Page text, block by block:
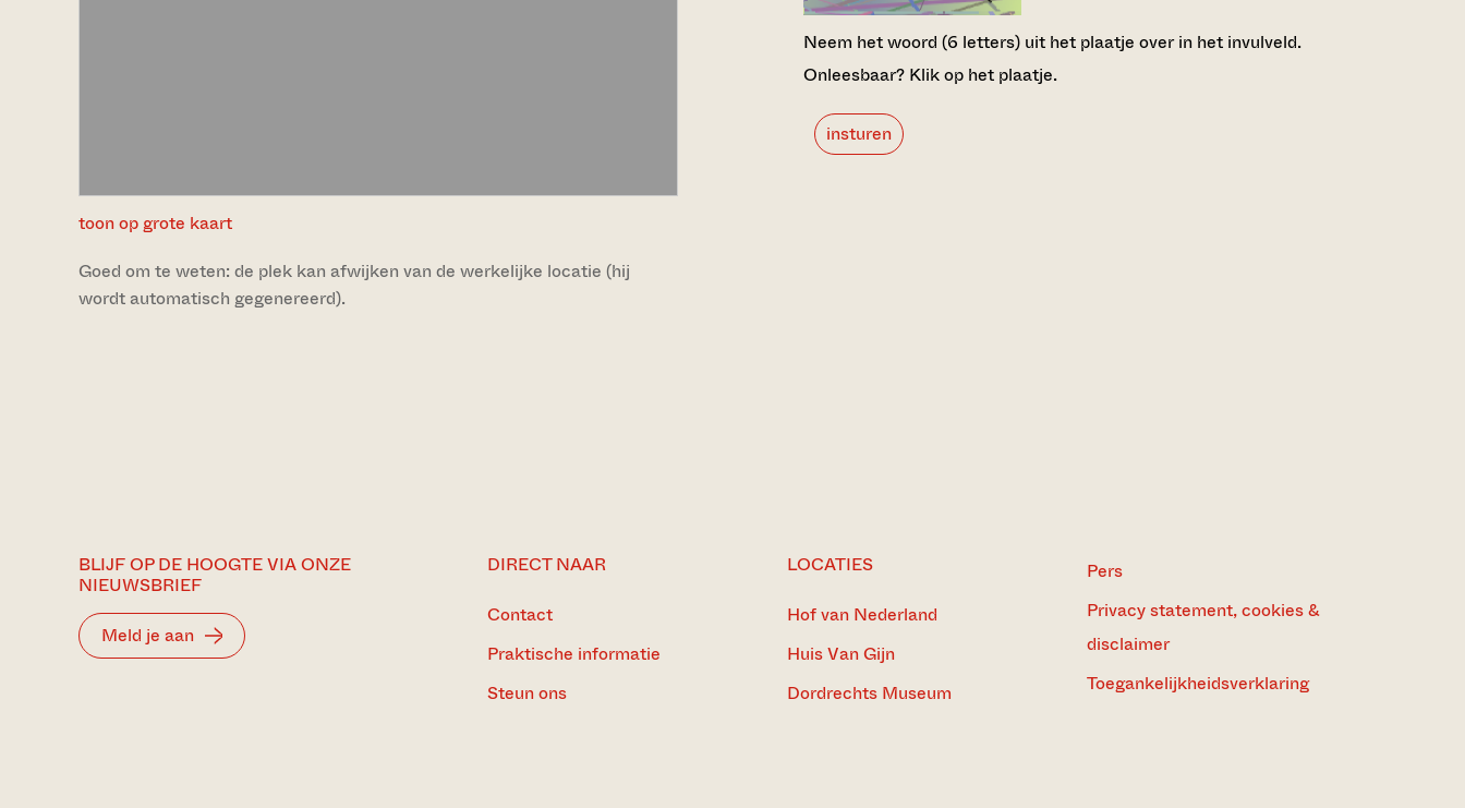
toon op grote kaart
Goed om te weten: de plek kan afwijken van de werkelijke locatie (hij
wordt automatisch gegenereerd).
Neem het woord (6 letters) uit het plaatje over in het invulveld.
Onleesbaar? Klik op het plaatje.
insturen
BLIJF OP DE HOOGTE VIA ONZE
NIEUWSBRIEF
Meld je aan
DIRECT NAAR
Contact
Praktische informatie
Steun ons
LOCATIES
Hof van Nederland
Huis Van Gijn
Dordrechts Museum
Pers
Privacy statement, cookies &
disclaimer
Toegankelijkheidsverklaring